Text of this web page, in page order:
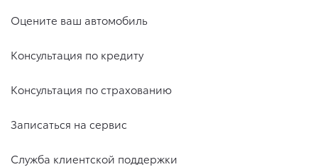
Оцените ваш автомобиль
Консультация по кредиту
Консультация по страхованию
Записаться на сервис
Служба клиентской поддержки